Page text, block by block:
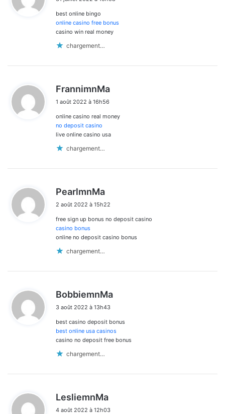
:
best online bingo
online casino free bonus
casino win real money
chargement…
FrannimnMa
1 août 2022 à 16h56
online casino real money
no deposit casino
live online casino usa
chargement…
PearlmnMa
t
2 août 2022 à 15h22
free sign up bonus no deposit casino
casino bonus
online no deposit casino bonus
chargement…
BobbiemnMa
:
3 août 2022 à 13h43
best casino deposit bonus
best online usa casinos
casino no deposit free bonus
chargement…
LesliemnMa
4 août 2022 à 12h03